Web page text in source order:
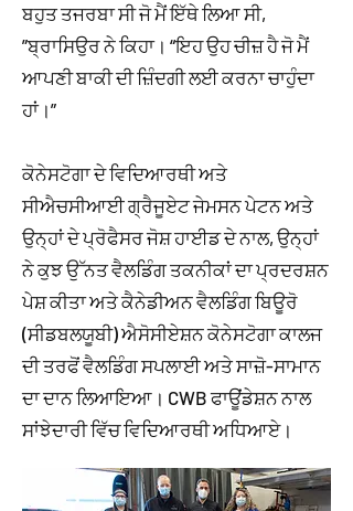
ਬਹੁਤ ਤਜਰਬਾ ਸੀ ਜੋ ਮੈਂ ਇੱਥੇ ਲਿਆ ਸੀ,
”ਬ੍ਰਾਸਿਉਰ ਨੇ ਕਿਹਾ। “ਇਹ ਉਹ ਚੀਜ਼ ਹੈ ਜੋ ਮੈਂ
ਆਪਣੀ ਬਾਕੀ ਦੀ ਜ਼ਿੰਦਗੀ ਲਈ ਕਰਨਾ ਚਾਹੁੰਦਾ
ਹਾਂ।”
ਕੋਨੇਸਟੋਗਾ ਦੇ ਵਿਦਿਆਰਥੀ ਅਤੇ
ਸੀਐਚਸੀਆਈ ਗ੍ਰੈਜੂਏਟ ਜੇਮਸਨ ਪੇਟਨ ਅਤੇ
ਉਨ੍ਹਾਂ ਦੇ ਪ੍ਰੋਫੈਸਰ ਜੋਸ਼ ਹਾਈਡ ਦੇ ਨਾਲ, ਉਨ੍ਹਾਂ
ਨੇ ਕੁਝ ਉੱਨਤ ਵੈਲਡਿੰਗ ਤਕਨੀਕਾਂ ਦਾ ਪ੍ਰਦਰਸ਼ਨ
ਪੇਸ਼ ਕੀਤਾ ਅਤੇ ਕੈਨੇਡੀਅਨ ਵੈਲਡਿੰਗ ਬਿਊਰੋ
(ਸੀਡਬਲਯੂਬੀ) ਐਸੋਸੀਏਸ਼ਨ ਕੋਨੇਸਟੋਗਾ ਕਾਲਜ
ਦੀ ਤਰਫੋਂ ਵੈਲਡਿੰਗ ਸਪਲਾਈ ਅਤੇ ਸਾਜ਼ੋ-ਸਾਮਾਨ
ਦਾ ਦਾਨ ਲਿਆਇਆ। CWB ਫਾਊਂਡੇਸ਼ਨ ਨਾਲ
ਸਾਂਝੇਦਾਰੀ ਵਿੱਚ ਵਿਦਿਆਰਥੀ ਅਧਿਆਏ।